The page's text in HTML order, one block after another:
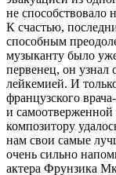
не способствовало
К счастью,
способным
музыканту было
первенец, он узнал
лейкемией. И
французского
и
композитору
нам свои самые
очень сильно
актера Фрунзика